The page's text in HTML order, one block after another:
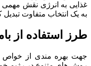
غذایی به انرژی نقش مهمی
به یک انتخاب متفاوت
طرز استفاده از
جهت بهره مندی از خواص